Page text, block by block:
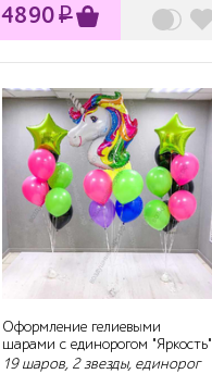
4890₽
Оформление гелиевыми
шарами с единорогом "Яркость"
19 шаров, 2 звезды, единорог